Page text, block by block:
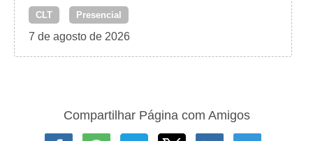
CLT Presencial
7 de agosto de 2026
Compartilhar Página com Amigos